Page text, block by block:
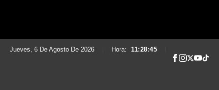
Jueves, 6 De Agosto De 2026 Hora: 11:28:46